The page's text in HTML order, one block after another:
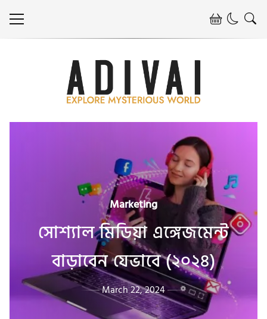
Marketing
সোশ্যাল মিডিয়া এঙ্গেজমেন্ট
বাড়াবেন যেভাবে (২০২৪)
March 22, 2024